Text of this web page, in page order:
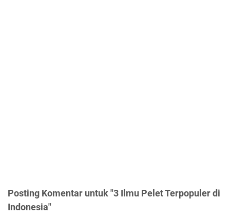
Posting Komentar untuk "3 Ilmu Pelet Terpopuler di
Indonesia"